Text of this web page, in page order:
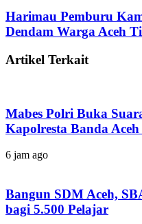
Harimau Pemburu
Dendam Warga Aceh
Artikel Terkait
Mabes Polri Buka
Kapolresta Banda
6 jam ago
Bangun SDM Aceh,
bagi 5.500 Pelajar